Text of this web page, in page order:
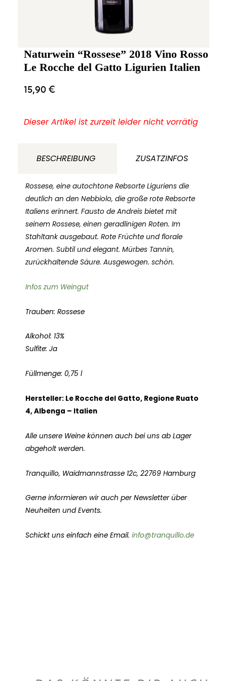
Naturwein “Rossese” 2018 Vino Rosso
Le Rocche del Gatto Ligurien Italien
15,90€
Dieser Artikel ist zurzeit leider nicht vorrätig
BESCHREIBUNG ZUSATZINFOS
Rossese, eine autochtone Rebsorte Liguriens die
deutlich an den Nebbiolo, die große rote Rebsorte
Italiens erinnert. Fausto de Andreis bietet mit
seinem Rossese, einen geradlinigen Roten. Im
Stahltank ausgebaut. Rote Früchte und florale
Aromen. Subtil und elegant. Mürbes Tannin,
zurückhaltende Säure. Ausgewogen. schön.
Infos zum Weingut
Trauben: Rossese
Alkohol: 13%
Sulfite: Ja
Füllmenge: 0,75 l
Hersteller: Le Rocche del Gatto, Regione Ruato
4, Albenga – Italien
Alle unsere Weine können auch bei uns ab Lager
abgeholt werden.
Tranquillo, Waidmannstrasse 12c, 22769 Hamburg
Gerne informieren wir auch per Newsletter über
Neuheiten und Events.
Schickt uns einfach eine Email. info@tranquillo.de